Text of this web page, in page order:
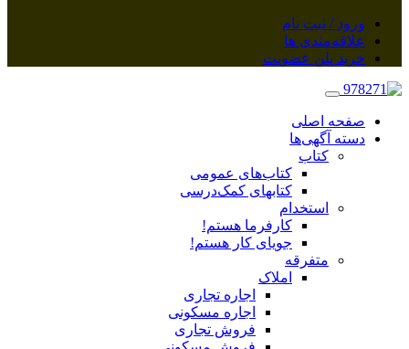
ورود / ثبت نام
علاقه‌مندی ها
خرید پلن عضویت
صفحه اصلی
دسته آگهی‌ها
کتاب
کتاب‌های عمومی
کتابهای کمک‌درسی
استخدام
کارفرما هستم!
جویای کار هستم!
متفرقه
املاک
اجاره تجاری
اجاره مسکونی
فروش تجاری